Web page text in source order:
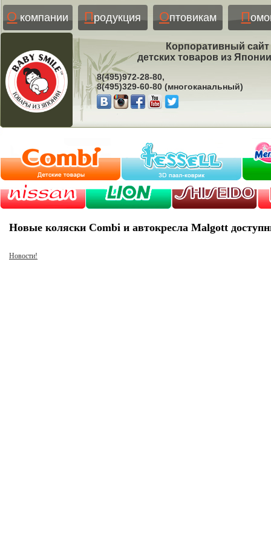
Окомпании Продукция Оптовикам П
Корпоративный
детских товаров из
8(495)972-28-80,
8(495)329-60-80 (многоканальный)
Новые коляски Combi и автокресла Malgott
Новости!